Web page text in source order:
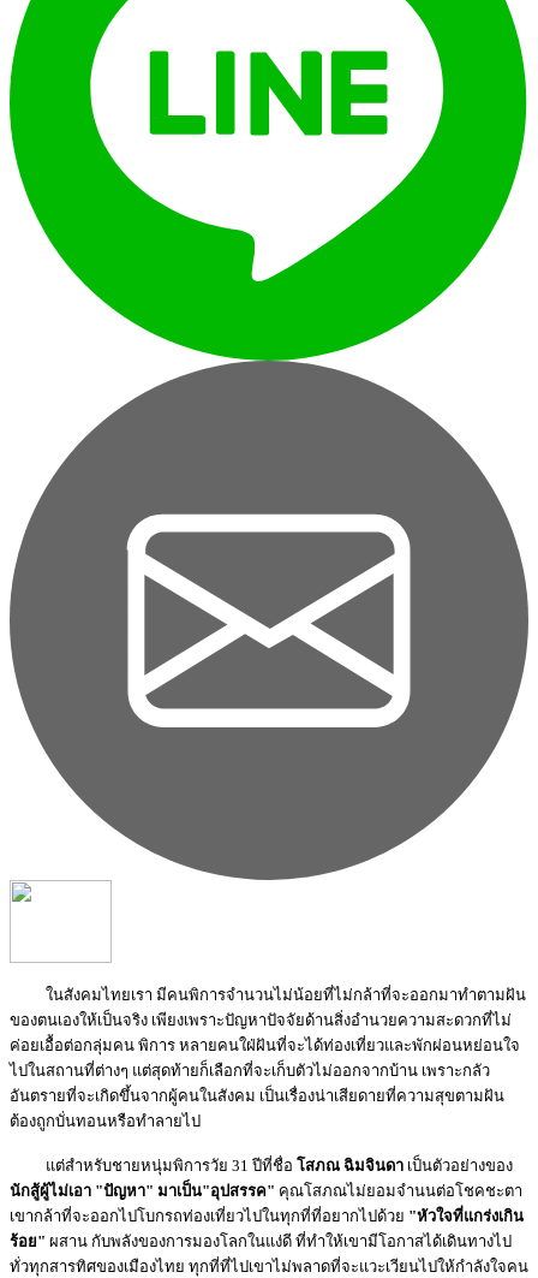
ในสังคมไทยเรา มีคนพิการจำนวนไม่น้อยที่ไม่กล้าที่จะออกมาทำตามฝัน
ของตนเองให้เป็นจริง เพียงเพราะปัญหาปัจจัยด้านสิ่งอำนวยความสะดวกที่ไม่
ค่อยเอื้อต่อกลุ่มคน พิการ หลายคนใฝ่ฝันที่จะได้ท่องเที่ยวและพักผ่อนหย่อนใจ
ไปในสถานที่ต่างๆ แต่สุดท้ายก็เลือกที่จะเก็บตัวไม่ออกจากบ้าน เพราะกลัว
อันตรายที่จะเกิดขึ้นจากผู้คนในสังคม เป็นเรื่องน่าเสียดายที่ความสุขตามฝัน
ต้องถูกบั่นทอนหรือทำลายไป
แต่สำหรับชายหนุ่มพิการวัย 31 ปีที่ชื่อ โสภณ ฉิมจินดา เป็นตัวอย่างของ
นักสู้ผู้ไม่เอา "ปัญหา" มาเป็น"อุปสรรค" คุณโสภณไม่ยอมจำนนต่อโชคชะตา
เขากล้าที่จะออกไปโบกรถท่องเที่ยวไปในทุกที่ที่อยากไปด้วย "หัวใจที่แกร่งเกิน
ร้อย" ผสาน กับพลังของการมองโลกในแง่ดี ที่ทำให้เขามีโอกาสได้เดินทางไป
ทั่วทุกสารทิศของเมืองไทย ทุกที่ที่ไปเขาไม่พลาดที่จะแวะเวียนไปให้กำลังใจคน